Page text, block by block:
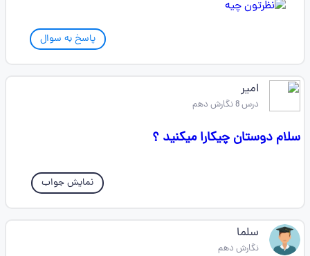
پاسخ به سوال
امیر
درس 8 نگارش دهم
سلام دوستان چیکارا میکنید ؟
نمایش جواب
سلما
نگارش دهم